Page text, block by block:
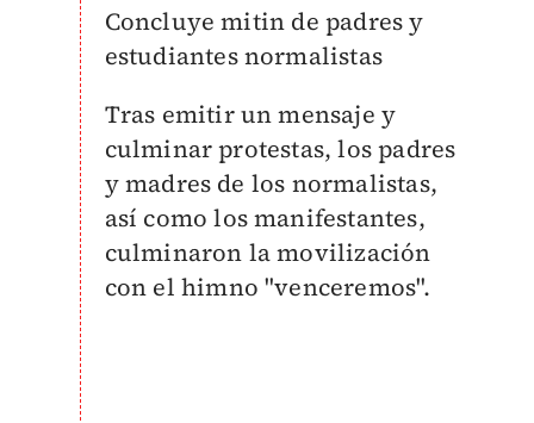
Concluye mitin de padres y
estudiantes normalistas
Tras emitir un mensaje y
culminar protestas, los padres
y madres de los normalistas,
así como los manifestantes,
culminaron la movilización
con el himno "venceremos".